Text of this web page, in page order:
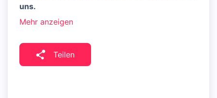
uns.
Mehr anzeigen
Teilen